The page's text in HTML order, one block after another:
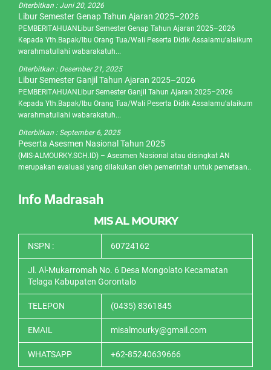
Diterbitkan :Juni 20, 2026
Libur Semester Genap Tahun Ajaran 2025–2026
PEMBERITAHUANLibur Semester Genap Tahun Ajaran 2025–2026
Kepada Yth.Bapak/Ibu Orang Tua/Wali Peserta Didik Assalamu’alaikum
warahmatullahi wabarakatuh...
Diterbitkan : Desember 21, 2025
Libur Semester Ganjil Tahun Ajaran 2025–2026
PEMBERITAHUANLibur Semester Ganjil Tahun Ajaran 2025–2026
Kepada Yth.Bapak/Ibu Orang Tua/Wali Peserta Didik Assalamu’alaikum
warahmatullahi wabarakatuh...
Diterbitkan : September 6, 2025
Peserta Asesmen Nasional Tahun 2025
(MIS-ALMOURKY.SCH.ID) – Asesmen Nasional atau disingkat AN
merupakan evaluasi yang dilakukan oleh pemerintah untuk pemetaan..
Info Madrasah
MIS AL MOURKY
NSPN : 60724162
Jl. Al-Mukarromah No. 6 Desa Mongolato Kecamatan
Telaga Kabupaten Gorontalo
TELEPON (0435) 8361845
EMAIL misalmourky@gmail.com
WHATSAPP +62-85240639666